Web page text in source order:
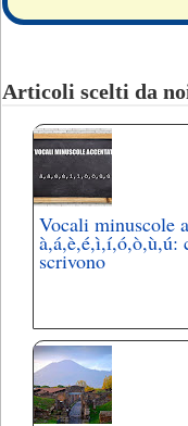
Articoli scelti da
Vocali minuscole
à,á,è,é,ì,í,ó,ò,ù,ú:
scrivono